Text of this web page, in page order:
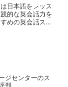
日本語をレッス
的な英会話力を
めの英会話スク
ジセンターのス
判